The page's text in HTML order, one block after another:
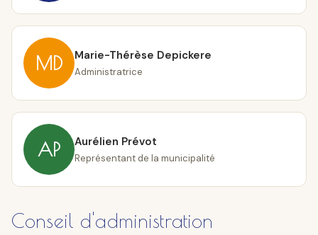
MD Marie-Thérèse Depickere
Administratrice
AP Aurélien Prévot
Représentant de la municipalité
Conseil d'administration